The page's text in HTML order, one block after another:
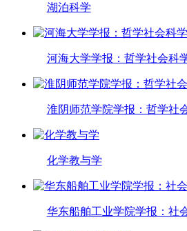
湖泊科学
河海大学学报：哲学社会科
淮阴师范学院学报：哲学社
化学教与学
华东船舶工业学院学报：社